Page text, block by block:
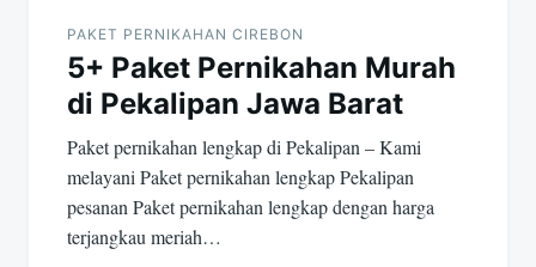
PAKET PERNIKAHAN CIREBON
5+ Paket Pernikahan Murah
di Pekalipan Jawa Barat
Paket pernikahan lengkap di Pekalipan – Kami
melayani Paket pernikahan lengkap Pekalipan
pesanan Paket pernikahan lengkap dengan harga
terjangkau meriah…